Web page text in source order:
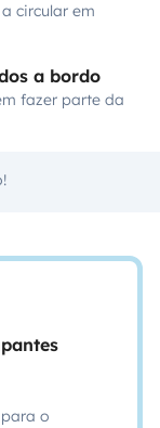
circular em
a bordo
fazer parte da
o